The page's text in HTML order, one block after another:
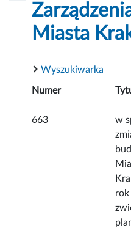
Miasta
Wyszukiwarka
Numer
663
w
rok